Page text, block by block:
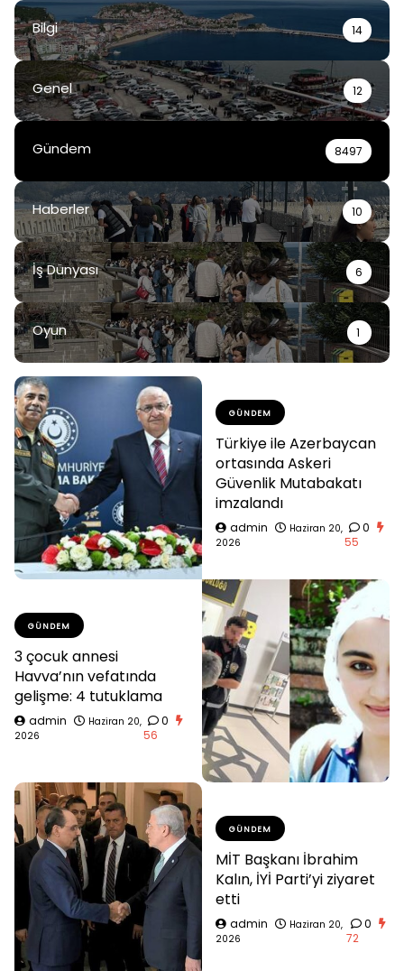
Bilgi 14
Genel 12
Gündem 8497
Haberler 10
İş Dünyası 6
Oyun 1
GÜNDEM
Türkiye ile Azerbaycan
ortasında Askeri
Güvenlik Mutabakatı
imzalandı
admin
Haziran 20,
2026
0
55
GÜNDEM
3 çocuk annesi
Havva’nın vefatında
gelişme: 4 tutuklama
admin
Haziran 20,
2026
0
56
GÜNDEM
MİT Başkanı İbrahim
Kalın, İYİ Parti’yi ziyaret
etti
admin
Haziran 20,
2026
0
72